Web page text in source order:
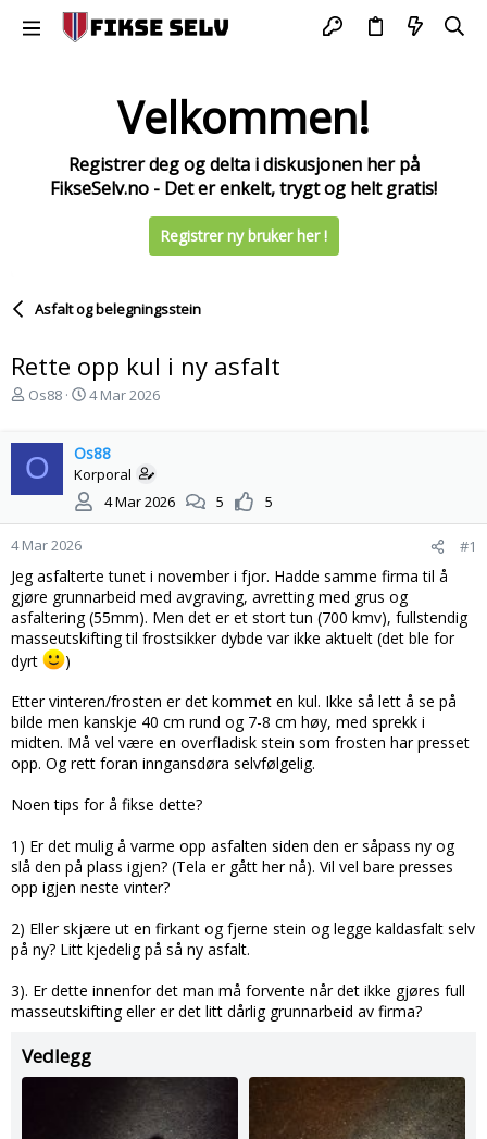
Velkommen!
Registrer deg og delta i diskusjonen her på
FikseSelv.no - Det er enkelt, trygt og helt gratis!
Registrer ny bruker her !
Asfalt og belegningsstein
Rette opp kul i ny asfalt
T
d
s
t
r
t
e
r
Os88
S
r
t
d
a
t
4 Mar 2026
O Os88
Korporal
4 Mar 2026
5 5
4 Mar 2026 #1
Jeg asfalterte tunet i november i fjor. Hadde samme firma til å
gjøre grunnarbeid med avgraving, avretting med grus og
asfaltering (55mm). Men det er et stort tun (700 kmv), fullstendig
masseutskifting til frostsikker dybde var ikke aktuelt (det ble for
dyrt
)
Etter vinteren/frosten er det kommet en kul. Ikke så lett å se på
bilde men kanskje 40 cm rund og 7-8 cm høy, med sprekk i
midten. Må vel være en overfladisk stein som frosten har presset
opp. Og rett foran inngansdøra selvfølgelig.
Noen tips for å fikse dette?
1) Er det mulig å varme opp asfalten siden den er såpass ny og
slå den på plass igjen? (Tela er gått her nå). Vil vel bare presses
opp igjen neste vinter?
2) Eller skjære ut en firkant og fjerne stein og legge kaldasfalt selv
på ny? Litt kjedelig på så ny asfalt.
3). Er dette innenfor det man må forvente når det ikke gjøres full
masseutskifting eller er det litt dårlig grunnarbeid av firma?
Vedlegg